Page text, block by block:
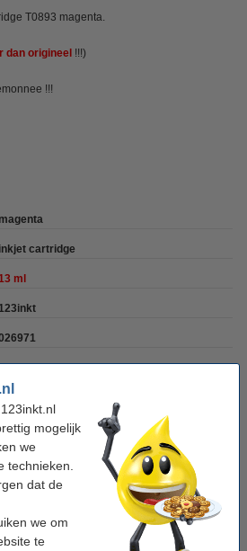
mogelijk
we
technieken.
dat de
we om
te
T0893 magenta.
dan origineel !!!)
!!!
magenta
inkjet cartridge
ml
2 x set T089-serie (zwart + 3
huismerk)
(het 123inkt huismerk) te nemen i.p.v.